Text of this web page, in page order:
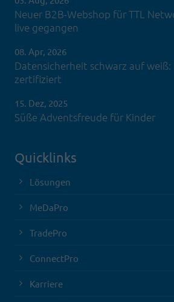
Neuer B2B-Webshop für TTL
live gegangen
08. Apr, 2026
Datensicherheit schwarz auf weiß:
zertifiziert
15. Dez, 2025
Süße Adventsfreude für Kinder
Quicklinks
Lösungen
MeDaPro
TradePro
ConnectPro
Karriere